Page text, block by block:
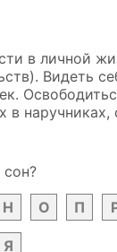
в личной
Видеть
в
Н О П
Я